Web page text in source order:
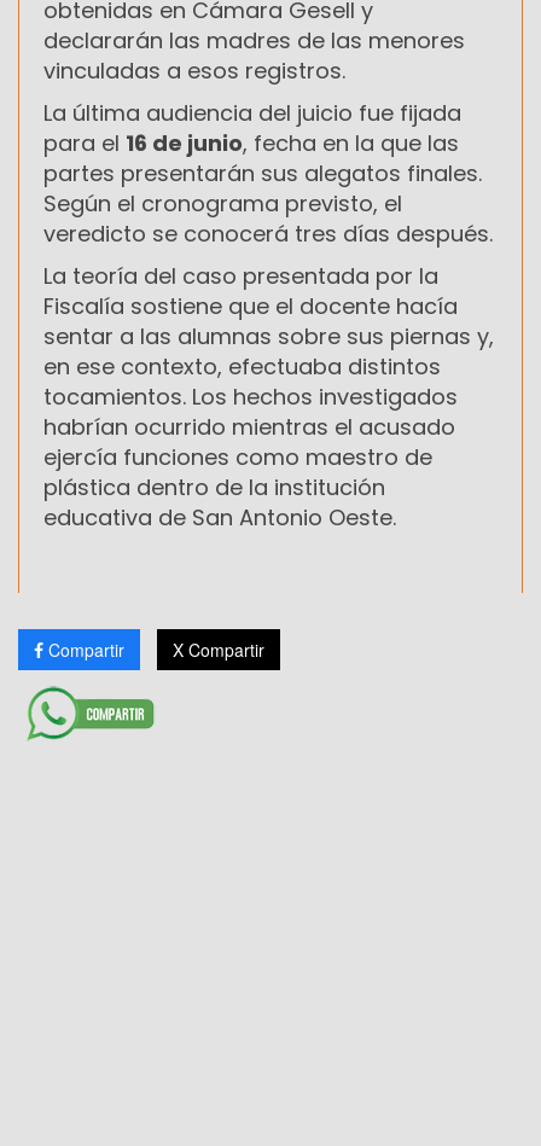
obtenidas en Cámara Gesell y
declararán las madres de las menores
vinculadas a esos registros.
La última audiencia del juicio fue fijada
para el 16 de junio, fecha en la que las
partes presentarán sus alegatos finales.
Según el cronograma previsto, el
veredicto se conocerá tres días después.
La teoría del caso presentada por la
Fiscalía sostiene que el docente hacía
sentar a las alumnas sobre sus piernas y,
en ese contexto, efectuaba distintos
tocamientos. Los hechos investigados
habrían ocurrido mientras el acusado
ejercía funciones como maestro de
plástica dentro de la institución
educativa de San Antonio Oeste.
Compartir X Compartir